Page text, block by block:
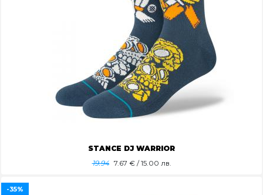
STANCE DJ WARRIOR
19.94 7.67 € / 15.00 лв.
-35%